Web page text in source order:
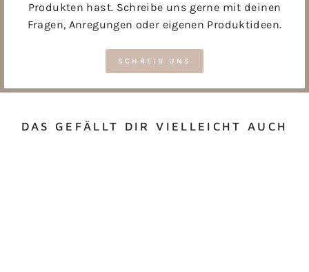
Produkten hast. Schreibe uns gerne mit deinen
Fragen, Anregungen oder eigenen Produktideen.
SCHREIB UNS
DAS GEFÄLLT DIR VIELLEICHT AUCH